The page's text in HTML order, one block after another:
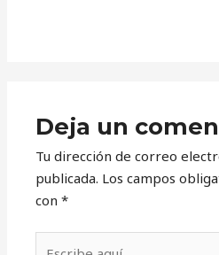
Deja un
Tu dirección de correo
publicada. Los campos
con*